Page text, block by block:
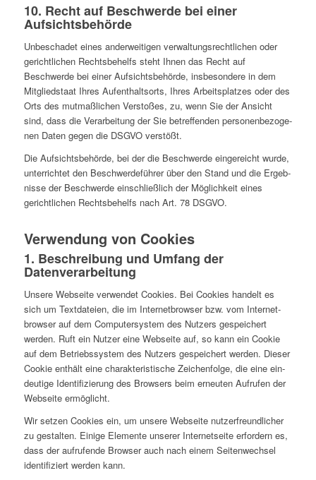
10. Recht auf Beschwerde bei einer
Aufsichtsbehörde
Unbe­scha­det eines ander­wei­ti­gen ver­wal­tungs­recht­li­chen oder
gericht­li­chen Rechts­be­helfs steht Ihnen das Recht auf
Beschwerde bei einer Auf­sichts­be­hörde, ins­be­son­dere in dem
Mit­glied­staat Ihres Auf­ent­halts­orts, Ihres Arbeits­plat­zes oder des
Orts des mut­maß­li­chen Ver­sto­ßes, zu, wenn Sie der Ansicht
sind, dass die Ver­ar­bei­tung der Sie betref­fen­den per­so­nen­be­zo­ge­
nen Daten gegen die DSGVO verstößt.
Die Auf­sichts­be­hörde, bei der die Beschwerde ein­ge­reicht wurde,
unter­rich­tet den Beschwer­de­füh­rer über den Stand und die Ergeb­
nisse der Beschwerde ein­schließ­lich der Mög­lich­keit eines
gericht­li­chen Rechts­be­helfs nach Art. 78 DSGVO.
Ver­wen­dung von Cookies
1. Beschrei­bung und Umfang der
Datenverarbeitung
Unsere Web­seite ver­wen­det Cookies. Bei Cookies handelt es
sich um Text­da­teien, die im Inter­net­brow­ser bzw. vom Inter­net­
brow­ser auf dem Com­pu­ter­sys­tem des Nutzers gespei­chert
werden. Ruft ein Nutzer eine Web­seite auf, so kann ein Cookie
auf dem Betriebs­sys­tem des Nutzers gespei­chert werden. Dieser
Cookie enthält eine cha­rak­te­ris­ti­sche Zei­chen­folge, die eine ein­
deu­tige Iden­ti­fi­zie­rung des Brow­sers beim erneu­ten Auf­ru­fen der
Web­seite ermöglicht.
Wir setzen Cookies ein, um unsere Web­seite nut­zer­freund­li­cher
zu gestal­ten. Einige Ele­mente unserer Inter­net­seite erfor­dern es,
dass der auf­ru­fende Browser auch nach einem Sei­ten­wech­sel
iden­ti­fi­ziert werden kann.